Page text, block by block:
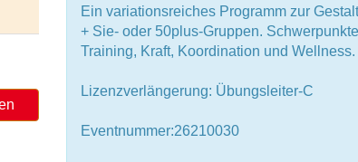
Ein variationsreiches Programm zur
+ Sie- oder 50plus-Gruppen.
Training, Kraft, Koordination und Wellness.
Lizenzverlängerung: Übungsleiter-C
Eventnummer:26210030